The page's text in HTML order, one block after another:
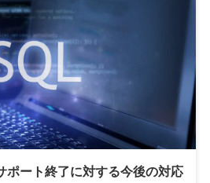
ポート終了に対する今後の対応